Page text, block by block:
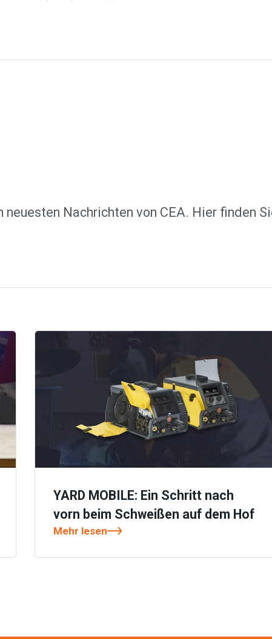
Nachrichten von CEA. Hier finden
YARD MOBILE: Ein Schritt nach
vorn beim Schweißen auf dem Hof
Mehr lesen